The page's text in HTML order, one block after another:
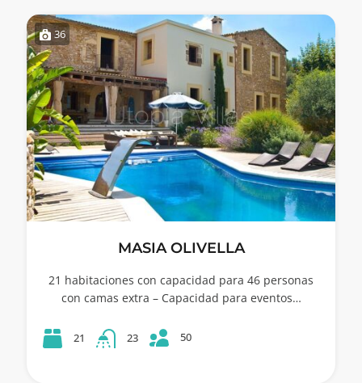
36
MASIA OLIVELLA
21 habitaciones con capacidad para 46 personas
con camas extra – Capacidad para eventos…
21 23 50